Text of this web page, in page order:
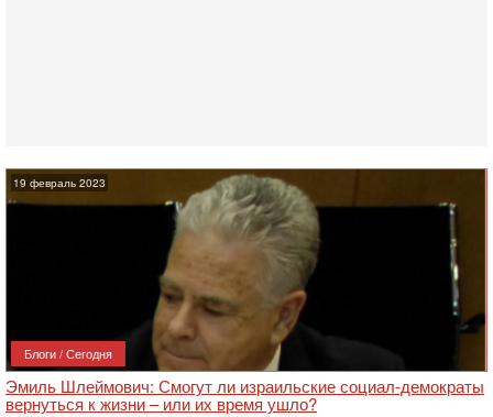
19 февраль 2023
Блоги / Сегодня
Эмиль Шлеймович: Смогут ли израильские социал-демократы
вернуться к жизни – или их время ушло?